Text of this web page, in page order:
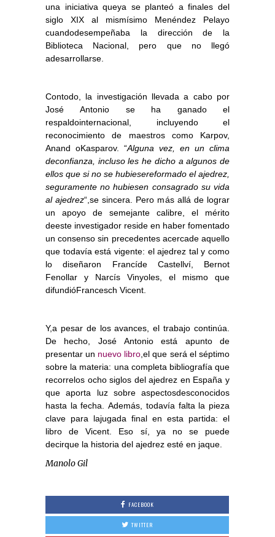
una iniciativa queya se planteó a finales del
siglo XIX al mismísimo Menéndez Pelayo
cuandodesempeñaba la dirección de la
Biblioteca Nacional, pero que no llegó
adesarrollarse.
Contodo, la investigación llevada a cabo por
José Antonio se ha ganado el
respaldointernacional, incluyendo el
reconocimiento de maestros como Karpov,
Anand oKasparov. “Alguna vez, en un clima
deconfianza, incluso les he dicho a algunos de
ellos que si no se hubiesereformado el ajedrez,
seguramente no hubiesen consagrado su vida
al ajedrez“,se sincera. Pero más allá de lograr
un apoyo de semejante calibre, el mérito
deeste investigador reside en haber fomentado
un consenso sin precedentes acercade aquello
que todavía está vigente: el ajedrez tal y como
lo diseñaron Francíde Castellví, Bernot
Fenollar y Narcís Vinyoles, el mismo que
difundióFrancesch Vicent.
Y,a pesar de los avances, el trabajo continúa.
De hecho, José Antonio está apunto de
presentar un nuevo libro,el que será el séptimo
sobre la materia: una completa bibliografía que
recorrelos ocho siglos del ajedrez en España y
que aporta luz sobre aspectosdesconocidos
hasta la fecha. Además, todavía falta la pieza
clave para lajugada final en esta partida: el
libro de Vicent. Eso sí, ya no se puede
decirque la historia del ajedrez esté en jaque.
Manolo Gil
FACEBOOK
TWITTER